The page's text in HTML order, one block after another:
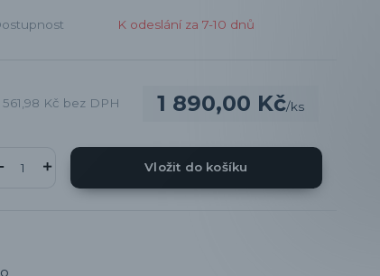
K odeslání za 7-10 dnů
1 890,00 Kč/ks
561,98 Kč bez DPH
Vložit do košíku